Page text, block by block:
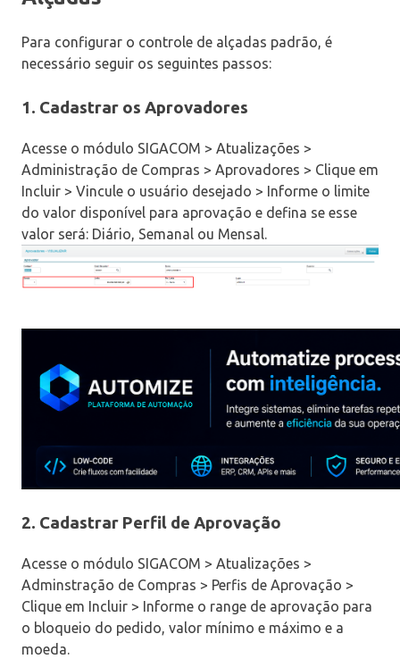
Para configurar o controle de alçadas padrão, é
necessário seguir os seguintes passos:
1. Cadastrar os Aprovadores
Acesse o módulo SIGACOM > Atualizações >
Administração de Compras > Aprovadores > Clique em
Incluir > Vincule o usuário desejado > Informe o limite
do valor disponível para aprovação e defina se esse
valor será: Diário, Semanal ou Mensal.
2. Cadastrar Perfil de Aprovação
Acesse o módulo SIGACOM > Atualizações >
Adminstração de Compras > Perfis de Aprovação >
Clique em Incluir > Informe o range de aprovação para
o bloqueio do pedido, valor mínimo e máximo e a
moeda.